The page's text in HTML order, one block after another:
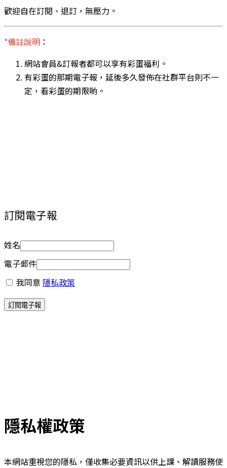
歡迎自在訂閱、退訂，無壓力。
*備註說明 ：
網站會員&訂報者都可以享有彩蛋福利。
有彩蛋的那期電子報，延後多久發佈在社群平台則不一
定，看彩蛋的期限喲。
訂閱電子報
姓名
電子郵件
我同意 隱私政策
隱私權政策
本網站重視您的隱私，僅收集必要資訊以供上課、解讀服務使